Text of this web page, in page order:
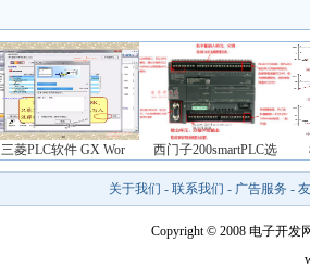
三菱PLC软件 GX Wor 西门子200smartPLC选
关于我们 - 联系我们 - 广告服务 -
Copyright © 2008 电子开发